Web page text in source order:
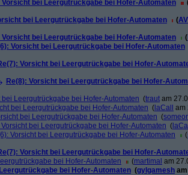
Vorsicht bei Leergutrückgabe bei Hofer-Automaten
bei Leergutrückgabe bei Hofer-Automaten
(
Vorsicht bei Leergutrückgabe bei Hofer-Automaten
(
Vorsicht bei Leergutrückgabe bei Hofer-Automaten
Vorsicht bei Leergutrückgabe bei Hofer-
Re(8): Vorsicht bei Leergutrückgabe bei Hofer-
bei Leergutrückgabe bei Hofer-Automaten (traut am
bei Leergutrückgabe bei Hofer-Automaten ( laCall
am
bei Leergutrückgabe bei Hofer-Automaten (
Vorsicht bei Leergutrückgabe bei Hofer-Automaten (
Vorsicht bei Leergutrückgabe bei Hofer-Automaten
(
Vorsicht bei Leergutrückgabe bei Hofer-
bei Hofer-Automaten
(martimal am
bei Hofer-Automaten (gylgamesh